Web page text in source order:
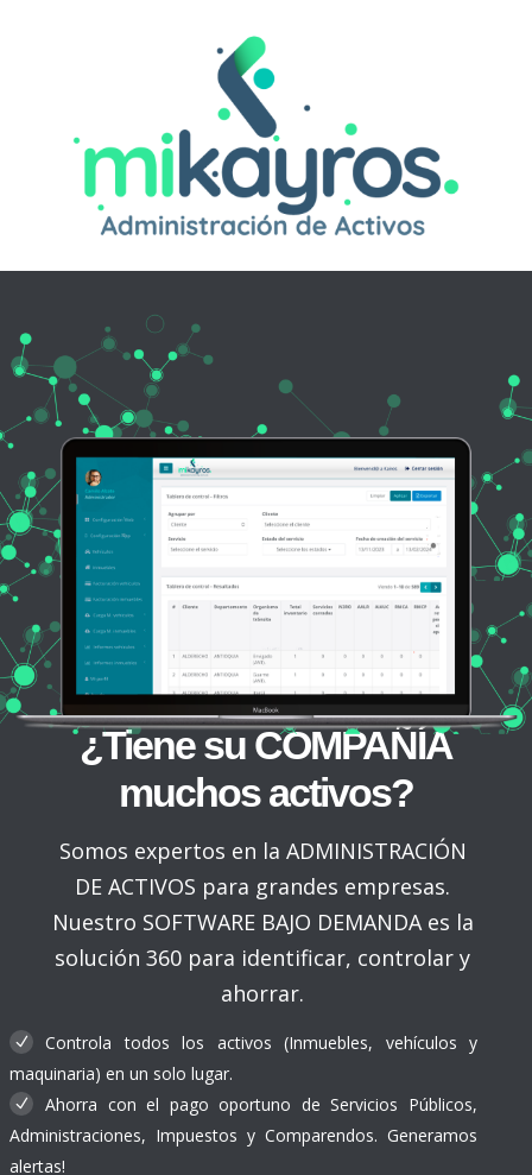
¿Tiene su COMPAÑÍA
muchos activos?
Somos expertos en la ADMINISTRACIÓN
DE ACTIVOS para grandes empresas.
Nuestro SOFTWARE BAJO DEMANDA es la
solución 360 para identificar, controlar y
ahorrar.
Controla todos los activos (Inmuebles, vehículos y
maquinaria) en un solo lugar.
Ahorra con el pago oportuno de Servicios Públicos,
Administraciones, Impuestos y Comparendos. Generamos
alertas!